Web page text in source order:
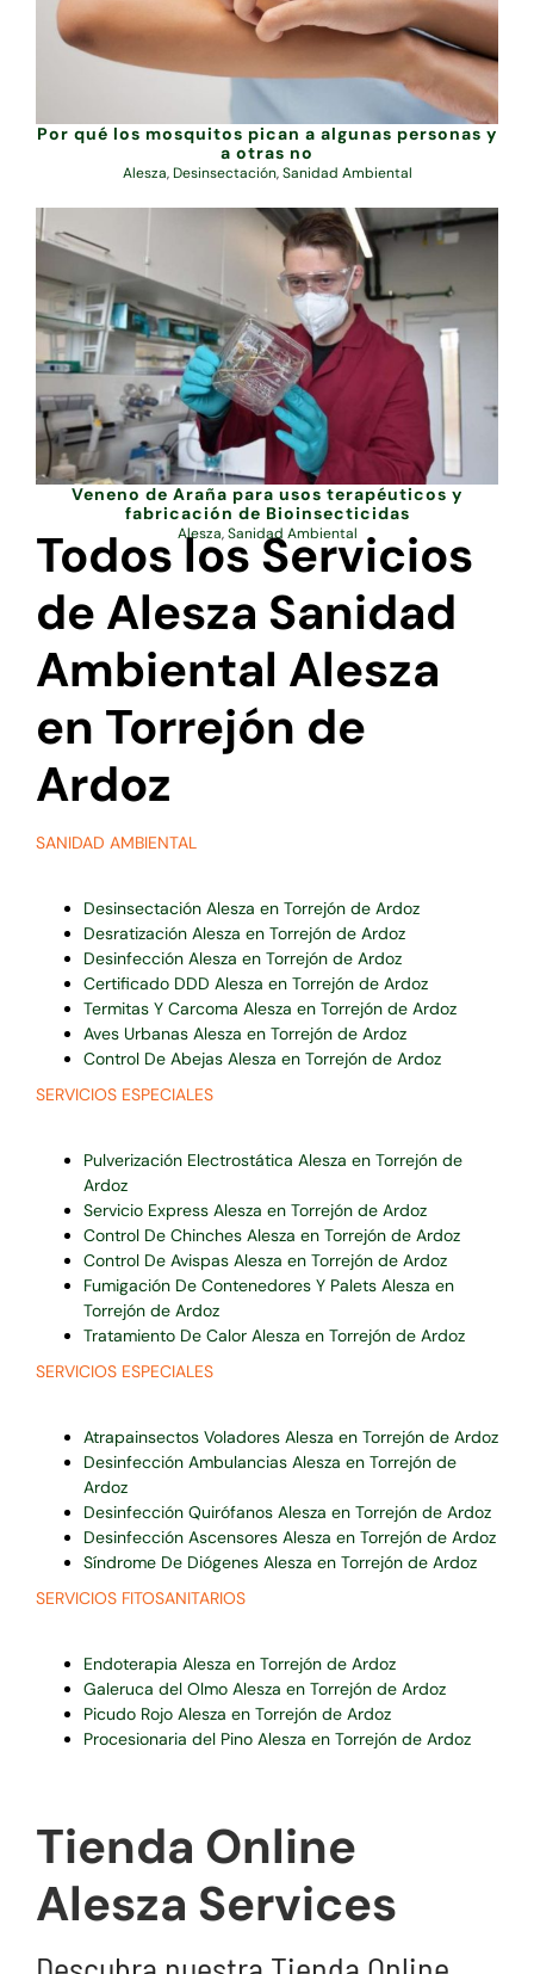
Por qué los mosquitos pican a algunas personas y
a otras no
Alesza,Desinsectación,Sanidad Ambiental
Veneno de Araña para usos terapéuticos y
fabricación de Bioinsecticidas
Alesza,Sanidad Ambiental
Todos los Servicios
de Alesza Sanidad
Ambiental Alesza
en Torrejón de
Ardoz
SANIDAD AMBIENTAL
Desinsectación Alesza en Torrejón de Ardoz
Desratización Alesza en Torrejón de Ardoz
Desinfección Alesza en Torrejón de Ardoz
Certificado DDD Alesza en Torrejón de Ardoz
Termitas Y Carcoma Alesza en Torrejón de Ardoz
Aves Urbanas Alesza en Torrejón de Ardoz
Control De Abejas Alesza en Torrejón de Ardoz
SERVICIOS ESPECIALES
Pulverización Electrostática Alesza en Torrejón de
Ardoz
Servicio Express Alesza en Torrejón de Ardoz
Control De Chinches Alesza en Torrejón de Ardoz
Control De Avispas Alesza en Torrejón de Ardoz
Fumigación De Contenedores Y Palets Alesza en
Torrejón de Ardoz
Tratamiento De Calor Alesza en Torrejón de Ardoz
SERVICIOS ESPECIALES
Atrapainsectos Voladores Alesza en Torrejón de Ardoz
Desinfección Ambulancias Alesza en Torrejón de
Ardoz
Desinfección Quirófanos Alesza en Torrejón de Ardoz
Desinfección Ascensores Alesza en Torrejón de Ardoz
Síndrome De Diógenes Alesza en Torrejón de Ardoz
SERVICIOS FITOSANITARIOS
Endoterapia Alesza en Torrejón de Ardoz
Galeruca del Olmo Alesza en Torrejón de Ardoz
Picudo Rojo Alesza en Torrejón de Ardoz
Procesionaria del Pino Alesza en Torrejón de Ardoz
Tienda Online
Alesza Services